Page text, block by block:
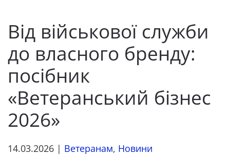
Від військової служби
до власного бренду:
посібник
«Ветеранський бізнес
2026»
14.03.2026 | Ветеранам, Новини